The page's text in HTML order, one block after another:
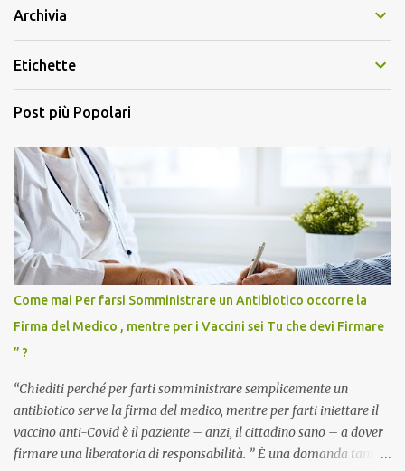
Archivia
Etichette
Post più Popolari
Come mai Per farsi Somministrare un Antibiotico occorre la
Firma del Medico , mentre per i Vaccini sei Tu che devi Firmare
” ?
“Chiediti perché per farti somministrare semplicemente un
antibiotico serve la firma del medico, mentre per farti iniettare il
vaccino anti-Covid è il paziente – anzi, il cittadino sano – a dover
firmare una liberatoria di responsabilità. ” È una domanda tanto